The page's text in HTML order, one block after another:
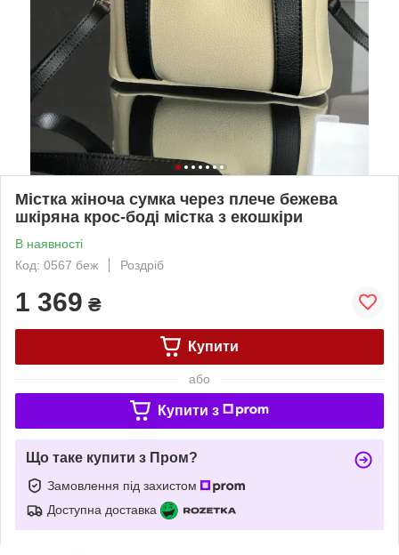
Містка жіноча сумка через плече бежева
шкіряна крос-боді містка з екошкіри
В наявності
Код: 0567 беж
Роздріб
1 369 ₴
Купити
або
Купити з
Що таке купити з Пром?
Замовлення під захистом
Доступна доставка